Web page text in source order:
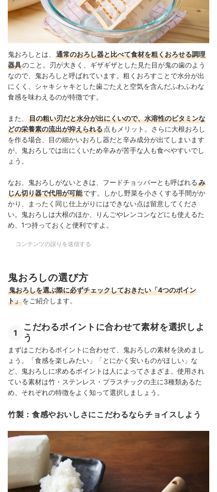
鬼おろしとは、
通常のおろし器と比べて食材を粗くおろせる調理
器具のこと。刃が大きく、ギザギザとした見た目が⻤の⻭のよう
なので、⻤おろしと呼ばれています。粗くおろすことで水分が出
にくく、シャキシャキとした⻭ごたえと空気を含んだふわふわな
食感を味わえるのが特徴です。
また、
目の粗い刃だと水分が出にくいので、水溶性のビタミンな
どの栄養素の流出が抑えられる 点もメリット。 さらに大根おろし
を作る場合、目の細かいおろし器だと辛み成分が出てしまいます
が、⻤おろしでは出にくいため辛みが苦手な人も食べやすいでし
ょう。
なお、鬼おろしがないときは、フードチョッパーとも呼ばれる み
じん切り器で代用が可能です。しかし野菜を小さくする手間がか
かり、まったく同じ仕上がりにはできない点は留意してくださ
い。鬼おろしは大根のほか、りんごやレンコンなどにも使えるた
め、1つ持っておくと便利ですよ。
コンテンツの誤りを送信する
鬼おろしの選び方
鬼おろしを選ぶ際に必ずチェックしておきたい「4つのポイン
ト」をご紹介します。
1
こだわるポイントに合わせて素材を選択しよ
う
まずはこだわるポイントに合わせて、鬼おろしの素材を決めまし
ょう。「食感を楽しみたい」「とにかく安いものがほしい」な
ど、鬼おろしに求めるポイントは人によってさまざま。使用され
ている素材は竹・ステンレス・プラスチックの主に3種類あるた
め、それぞれの特徴をよく知って選択しましょう。
竹製：食感やおいしさにこだわるならチョイスしよう